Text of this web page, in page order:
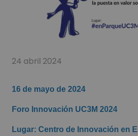
24 abril 2024
16 de mayo de 2024
Foro Innovación UC3M 2024
Lugar: Centro de Innovación en